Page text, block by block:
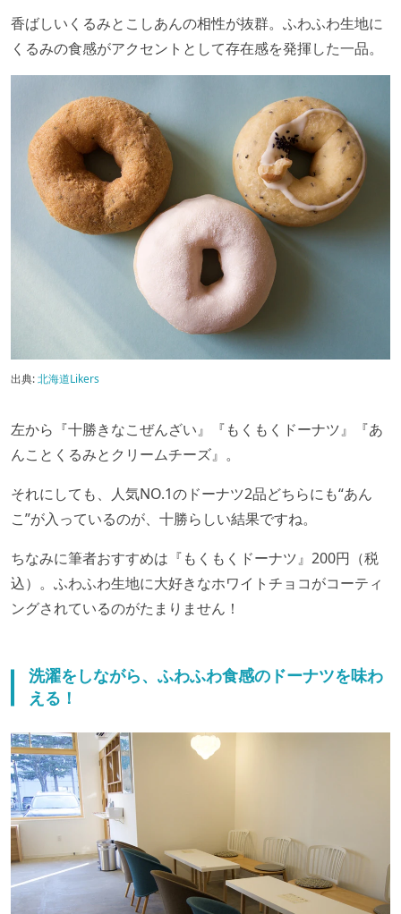
香ばしいくるみとこしあんの相性が抜群。ふわふわ生地に
くるみの食感がアクセントとして存在感を発揮した一品。
出典:北海道Likers
左から『十勝きなこぜんざい』『もくもくドーナツ』『あ
んことくるみとクリームチーズ』。
それにしても、人気NO.1のドーナツ2品どちらにも“あん
こ”が入っているのが、十勝らしい結果ですね。
ちなみに筆者おすすめは『もくもくドーナツ』200円（税
込）。ふわふわ生地に大好きなホワイトチョコがコーティ
ングされているのがたまりません！
洗濯をしながら、ふわふわ食感のドーナツを味わ
える！